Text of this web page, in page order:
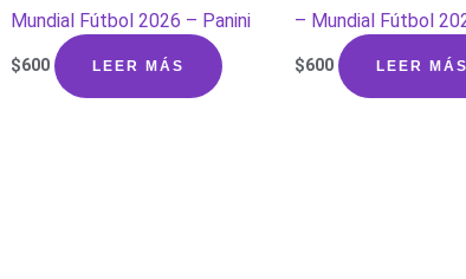
Mundial Fútbol 2026 – Panini
$600 LEER MÁS
– Mundial Fútbol
$600 LEER MÁS